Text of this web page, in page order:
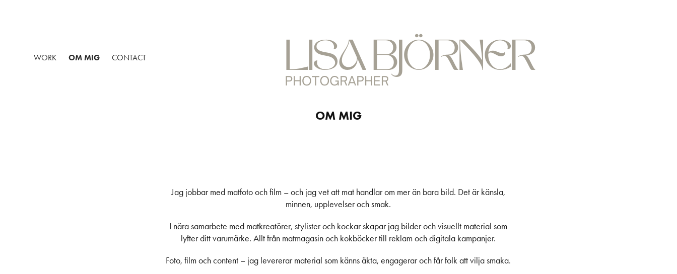
WORK OM MIG CONTACT
OM MIG
Jag jobbar med matfoto och film – och jag vet att mat handlar om mer än bara bild. Det är känsla,
minnen, upplevelser och smak.
I nära samarbete med matkreatörer, stylister och kockar skapar jag bilder och visuellt material som
lyfter ditt varumärke. Allt från matmagasin och kokböcker till reklam och digitala kampanjer.
Foto, film och content – jag levererar material som känns äkta, engagerar och får folk att vilja smaka.